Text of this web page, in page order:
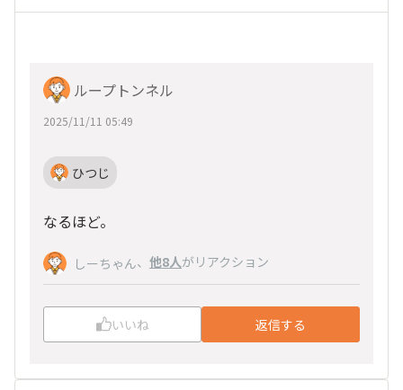
ループトンネル
2025/11/11 05:49
ひつじ
なるほど。
しーちゃん、 他8人がリアクション
いいね 返信する